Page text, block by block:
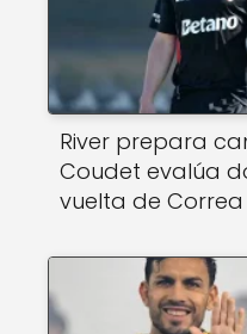
River prepara
Coudet evalúa
vuelta de Correa